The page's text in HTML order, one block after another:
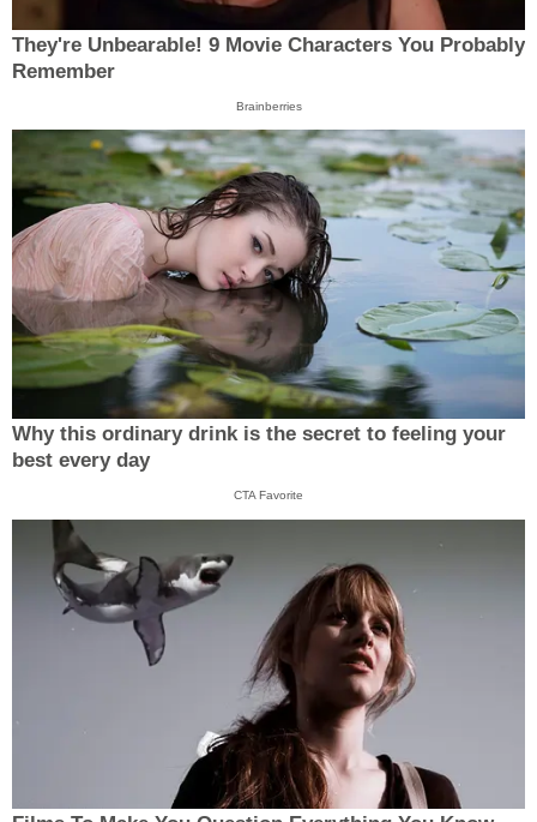
They're Unbearable! 9 Movie Characters You Probably
Remember
Brainberries
Why this ordinary drink is the secret to feeling your
best every day
CTA Favorite